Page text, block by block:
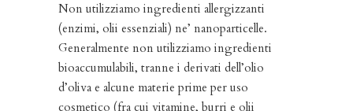
Non utilizziamo ingredienti allergizzanti
(enzimi, olii essenziali) ne’ nanoparticelle.
Generalmente non utilizziamo ingredienti
bioaccumulabili, tranne i derivati dell’olio
d’oliva e alcune materie prime per uso
cosmetico (fra cui vitamine, burri e olii